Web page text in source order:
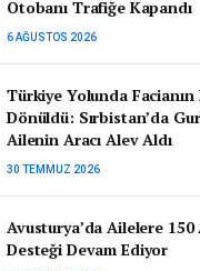
Otobanı Trafiğe Kapandı
6 AĞUSTOS 2026
Türkiye Yolunda Facianın
Dönüldü: Sırbistan’da
Ailenin Aracı Alev Aldı
30 TEMMUZ 2026
Avusturya’da Ailelere
Desteği Devam Ediyor